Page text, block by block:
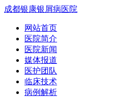
成都银康银屑病医院
网站首页
医院简介
医院新闻
媒体报道
医护团队
临床技术
病例解析